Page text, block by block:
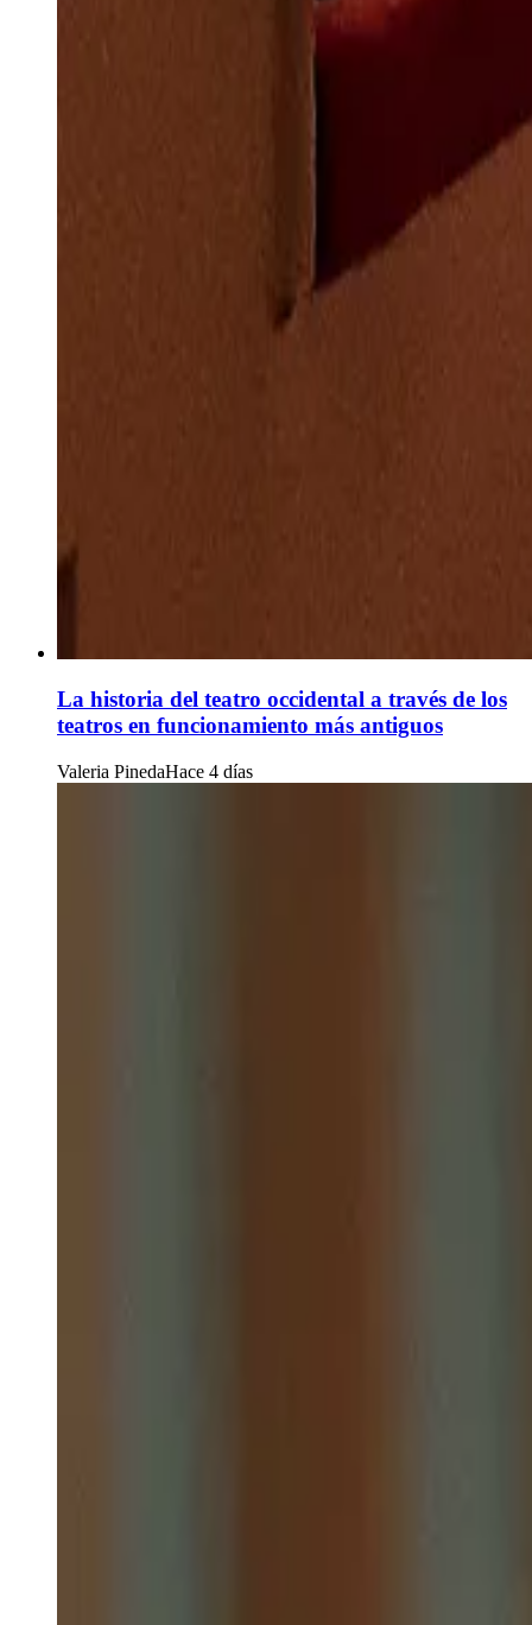
La historia del teatro occidental a través de los
teatros en funcionamiento más antiguos
Valeria PinedaHace 4 días